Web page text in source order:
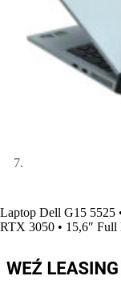
Laptop Dell G15 5525
RTX 3050 • 15,6″ Full